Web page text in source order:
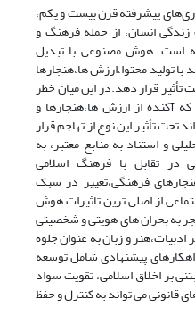
پیشرفته قرن بیست و یکم،
انسان، از جمله فرهنگ و
است. هوش مصنوعی با تبدیل
تولید محتوا،ارزش ها،هنجارها
تأثیر قرار دهد.در این میان خطر
از ارزش ها،هنجارها و
تحت تأثیر این نوع از تهاجم قرار
و استناد به منابع معتبر، به
تقابل با فرهنگ اسلامی
فرهنگی،تغییر در سبک
از اصلی ترین تاثیرات هوش
به بحران های هویتی و شخصیتی
و زبان به عنوان جلوه
پیشنهادی شامل توسعه
بر اخلاق اسلامی، تقویت سواد
قانونی می تواند به کنترل و حفظ